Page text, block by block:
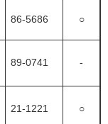
86-5686 ○
89-0741 -
21-1221 ○